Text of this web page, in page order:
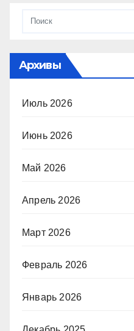
Архивы
Июль 2026
Июнь 2026
Май 2026
Апрель 2026
Март 2026
Февраль 2026
Январь 2026